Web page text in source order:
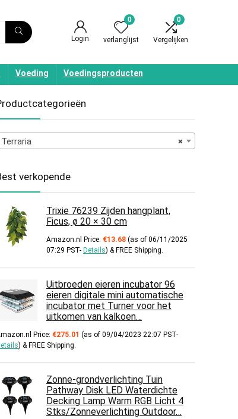
Login
0
verlanglijst
0
Vergelijken
Voeding Voedingsproducten
×
Terraria
verkopende
Trixie 76239 Zijden hangplant,
Ficus, ø 20 × 30 cm
Amazon.nl Price: €13.68 (as of 06/11/2025
07:29 PST- Details) & FREE Shipping.
Uitbroeden eieren incubator 96
eieren digitale mini automatische
incubator met Turner voor het
uitkomen van kalkoen…
Price: €275.01 (as of 09/04/2023 22:07 PST-
) & FREE Shipping.
Zonne-grondverlichting Tuin
Pathway Disk LED Waterdichte
Decking Lamp Warm RGB Licht 4
Stks/Zonneverlichting Outdoor…